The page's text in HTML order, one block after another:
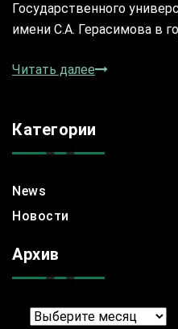
Государственного
имени С.А. Герасимова в
Читать далее
Категории
News
Новости
Архив
Архив